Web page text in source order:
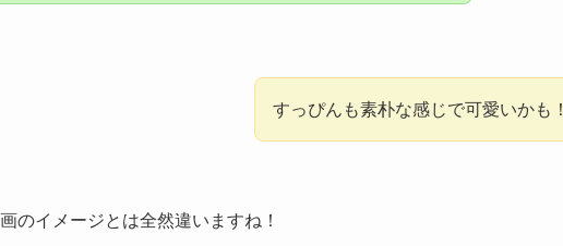
すっぴんも素朴な感じで可愛いかも！
のイメージとは全然違いますね！